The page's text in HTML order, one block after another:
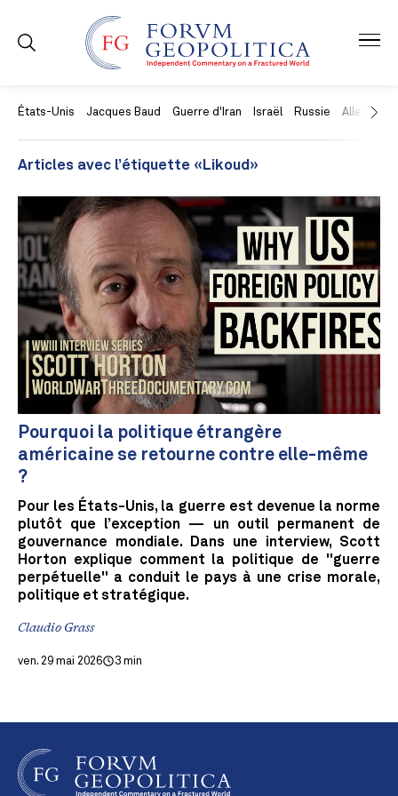
États-Unis Jacques Baud Guerre d'Iran Israël Russie Allemagne
Articles avec l’étiquette «Likoud»
Pourquoi la politique étrangère
américaine se retourne contre elle-même
?
Pour les États-Unis, la guerre est devenue la norme
plutôt que l’exception — un outil permanent de
gouvernance mondiale. Dans une interview, Scott
Horton explique comment la politique de "guerre
perpétuelle" a conduit le pays à une crise morale,
politique et stratégique.
Claudio Grass
ven. 29 mai 2026 3 min